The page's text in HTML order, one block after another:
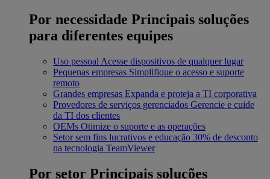
Por necessidade Principais soluções
para diferentes equipes
Uso pessoal Acesse dispositivos de qualquer lugar
Pequenas empresas Simplifique o acesso e suporte
remoto
Grandes empresas Expanda e proteja a TI corporativa
Provedores de serviços gerenciados Gerencie e cuide
da TI dos clientes
OEMs Otimize o suporte e as operações
Setor sem fins lucrativos e educação 30% de desconto
na tecnologia TeamViewer
Por setor Principais soluções